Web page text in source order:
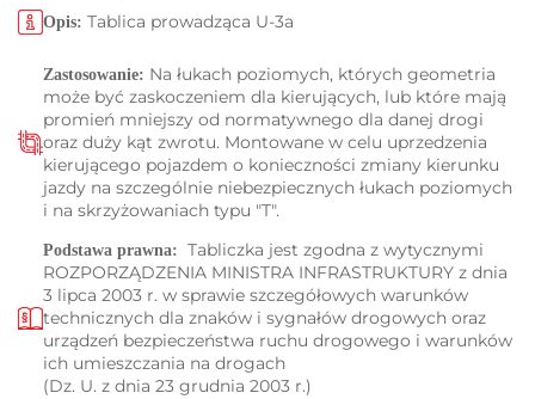
Opis: Tablica prowadząca U-3a
Zastosowanie: Na łukach poziomych, których geometria
może być zaskoczeniem dla kierujących, lub które mają
promień mniejszy od normatywnego dla danej drogi
oraz duży kąt zwrotu. Montowane w celu uprzedzenia
kierującego pojazdem o konieczności zmiany kierunku
jazdy na szczególnie niebezpiecznych łukach poziomych
i na skrzyżowaniach typu "T".
Podstawa prawna: Tabliczka jest zgodna z wytycznymi
ROZPORZĄDZENIA MINISTRA INFRASTRUKTURY z dnia
3 lipca 2003 r. w sprawie szczegółowych warunków
technicznych dla znaków i sygnałów drogowych oraz
urządzeń bezpieczeństwa ruchu drogowego i warunków
ich umieszczania na drogach
(Dz. U. z dnia 23 grudnia 2003 r.)